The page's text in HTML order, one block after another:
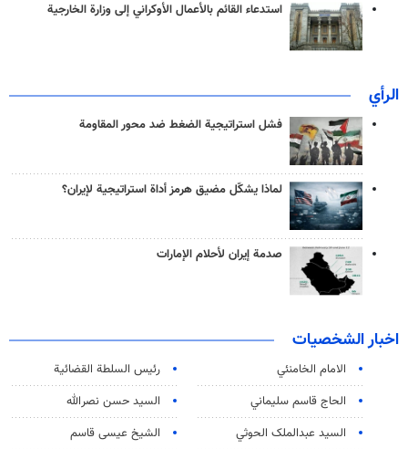
استدعاء القائم بالأعمال الأوكراني إلى وزارة الخارجية
الرأي
فشل استراتيجية الضغط ضد محور المقاومة
لماذا يشكّل مضيق هرمز أداة استراتيجية لإيران؟
صدمة إيران لأحلام الإمارات
اخبار الشخصيات
الامام الخامنئي
رئیس السلطة القضائیة
الحاج قاسم سليماني
السيد حسن نصرالله
السید عبدالملک الحوثي
الشيخ عيسى قاسم